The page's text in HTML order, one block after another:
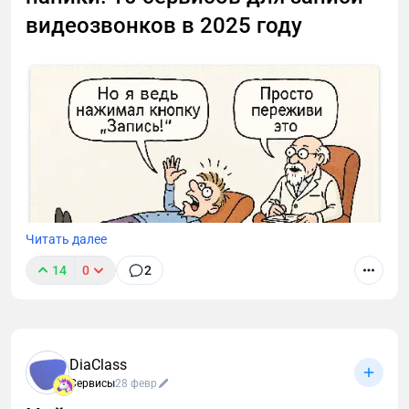
видеозвонков в 2025 году
Здесь: скрытые фишки, лайфхаки для
бесплатников и инструкции «как быстро найти
кнопку записи и не облажаться с сохранением
Читать далее
14 0 2
DiaClass
Сервисы28 февр